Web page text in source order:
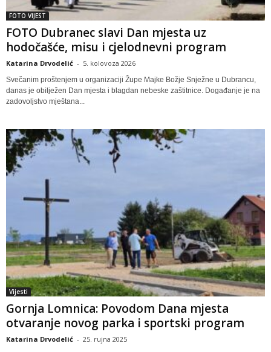
FOTO VIJEST
FOTO Dubranec slavi Dan mjesta uz
hodočašće, misu i cjelodnevni program
Katarina Drvodelić - 5. kolovoza 2026
Svečanim proštenjem u organizaciji Župe Majke Božje Snježne u Dubrancu,
danas je obilježen Dan mjesta i blagdan nebeske zaštitnice. Događanje je na
zadovoljstvo mještana...
Vijesti
Gornja Lomnica: Povodom Dana mjesta
otvaranje novog parka i sportski program
Katarina Drvodelić - 25. rujna 2025